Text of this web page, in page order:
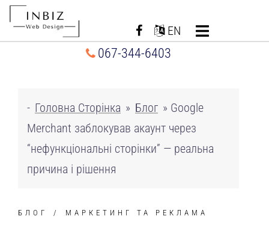
Перейти
EN
067-344-6403
- Головна Сторінка » Блог » Google
Merchant заблокував акаунт через
“нефункціональні сторінки” — реальна
причина і рішення
БЛОГ МАРКЕТИНГ ТА РЕКЛАМА